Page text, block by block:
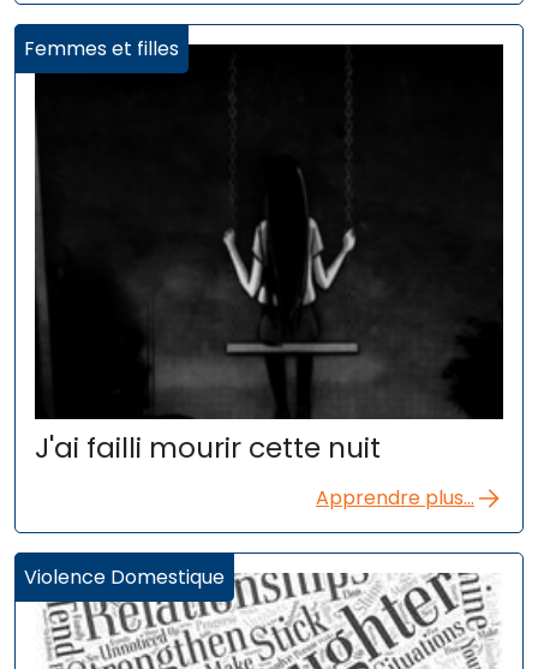
Femmes et filles
J'ai failli mourir cette nuit
Apprendre plus...
Violence Domestique